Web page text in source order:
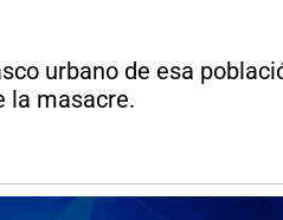
urbano de esa
la masacre.